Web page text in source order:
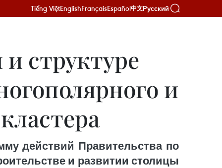
Tiếng ViệtEnglishFrançaisEspañol中文Русский
структуре
и
действий Правительства по
и развитии столицы